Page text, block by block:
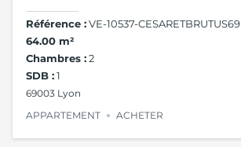
Référence :VE-10537-CESARETBRUTUS69
64.00 m²
Chambres :2
SDB :1
69003 Lyon
APPARTEMENT
ACHETER